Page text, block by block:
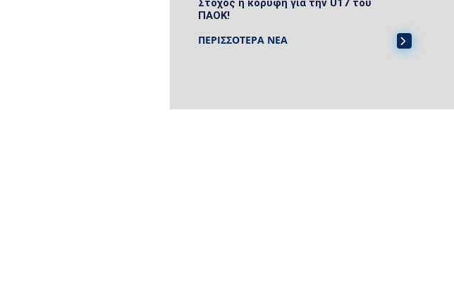
Στόχος η κορυφή για την U17 του
ΠΑΟΚ!
ΠΕΡΙΣΣΟΤΕΡΑ ΝΕΑ